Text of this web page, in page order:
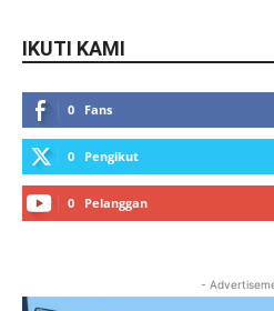
IKUTI KAMI
0 Fans
0 Pengikut
0 Pelanggan
-